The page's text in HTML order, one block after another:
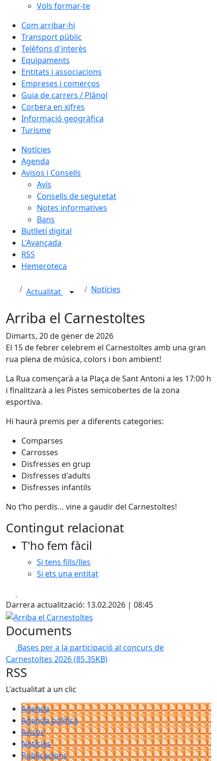
Vols formar-te
Com arribar-hi
Transport públic
Telèfons d'interès
Equipaments
Entitats i associacions
Empreses i comerços
Guia de carrers / Plànol
Corbera en xifres
Informació geogràfica
Turisme
Notícies
Agenda
Avisos i Consells
Avís
Consells de seguretat
Notes informatives
Bans
Butlletí digital
L'Avançada
RSS
Hemeroteca
Actualitat Notícies
Arriba el Carnestoltes
Dimarts, 20 de gener de 2026
El 15 de febrer celebrem el Carnestoltes amb una gran
rua plena de música, colors i bon ambient!
La Rua començarà a la Plaça de Sant Antoni a les 17:00 h
i finalitzarà a les Pistes semicobertes de la zona
esportiva.
Hi haurà premis per a diferents categories:
Comparses
Carrosses
Disfresses en grup
Disfresses d'adults
Disfresses infantils
No t’ho perdis… vine a gaudir del Carnestoltes!
Contingut relacionat
T'ho fem fàcil
Si tens fills/lles
Si ets una entitat
Darrera actualització: 13.02.2026 | 08:45
Arriba el Carnestoltes
Documents
Bases per a la participació al concurs de
Carnestoltes 2026(85.35KB)
RSS
L'actualitat a un clic
Agenda
Agenda política
Avisos
Notícies
Publicacions